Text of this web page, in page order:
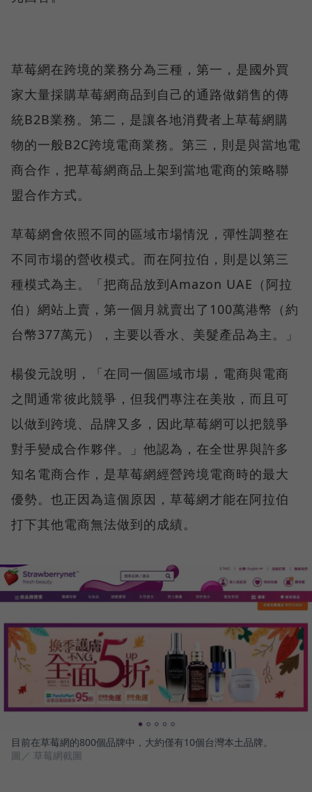
草莓網在跨境的業務分為三種，第一，是國外買
家大量採購草莓網商品到自己的通路做銷售的傳
統B2B業務。第二，是讓各地消費者上草莓網購
物的一般B2C跨境電商業務。第三，則是與當地電
商合作，把草莓網商品上架到當地電商的策略聯
盟合作方式。
草莓網會依照不同的區域市場情況，彈性調整在
不同市場的營收模式。而在阿拉伯，則是以第三
種模式為主。「把商品放到Amazon UAE（阿拉
伯）網站上賣，第一個月就賣出了100萬港幣（約
台幣377萬元），主要以香水、美髮產品為主。」
楊俊元說明，「在同一個區域市場，電商與電商
之間通常彼此競爭，但我們專注在美妝，而且可
以做到跨境、品牌又多，因此草莓網可以把競爭
對手變成合作夥伴。」他認為，在全世界與許多
知名電商合作，是草莓網經營跨境電商時的最大
優勢。也正因為這個原因，草莓網才能在阿拉伯
打下其他電商無法做到的成績。
目前在草莓網的800個品牌中，大約僅有10個台灣本土品牌。
圖／ 草莓網截圖